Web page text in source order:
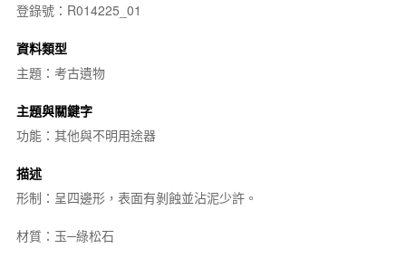
登錄號：R014225_01
資料類型
主題：考古遺物
主題與關鍵字
功能：其他與不明用途器
描述
形制：呈四邊形，表面有剝蝕並沾泥少許。
材質：玉─綠松石